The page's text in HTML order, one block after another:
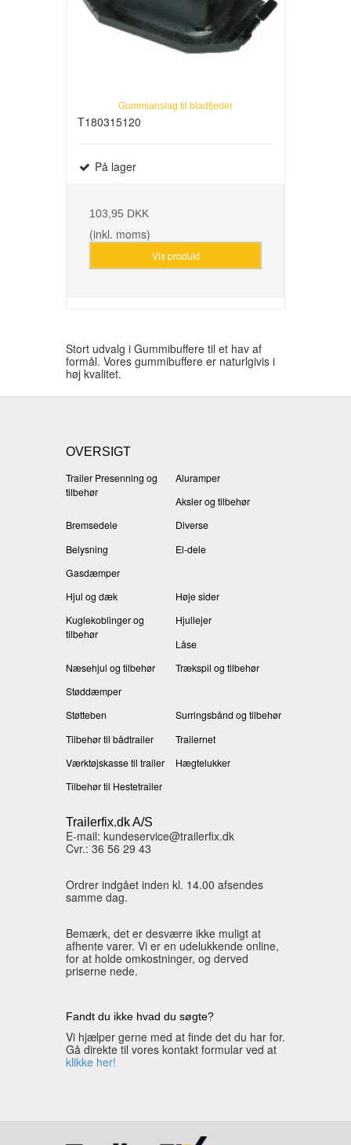
Gummianslag til bladfjeder
T180315120
På lager
103,95 DKK
(inkl. moms)
Vis produkt
Stort udvalg i Gummibuffere til et hav af
formål. Vores gummibuffere er naturlgivis i
høj kvalitet.
OVERSIGT
Trailer Presenning og
tilbehør
Aluramper
Aksler og tilbehør
Bremsedele
Diverse
Belysning
El-dele
Gasdæmper
Hjul og dæk
Høje sider
Kuglekoblinger og
tilbehør
Hjullejer
Låse
Næsehjul og tilbehør
Trækspil og tilbehør
Støddæmper
Støtteben
Surringsbånd og tilbehør
Tilbehør til bådtrailer
Trailernet
Værktøjskasse til trailer
Hægtelukker
Tilbehør til Hestetrailer
Trailerfix.dk A/S
E-mail: kundeservice@trailerfix.dk
Cvr.: 36 56 29 43
Ordrer indgået inden kl. 14.00 afsendes
samme dag.
Bemærk, det er desværre ikke muligt at
afhente varer. Vi er en udelukkende online,
for at holde omkostninger, og derved
priserne nede.
Fandt du ikke hvad du søgte?
Vi hjælper gerne med at finde det du har for.
Gå direkte til vores kontakt formular ved at
klikke her!